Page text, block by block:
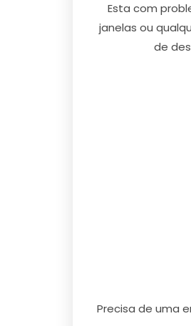
Esta com
janelas ou
de
Precisa de uma